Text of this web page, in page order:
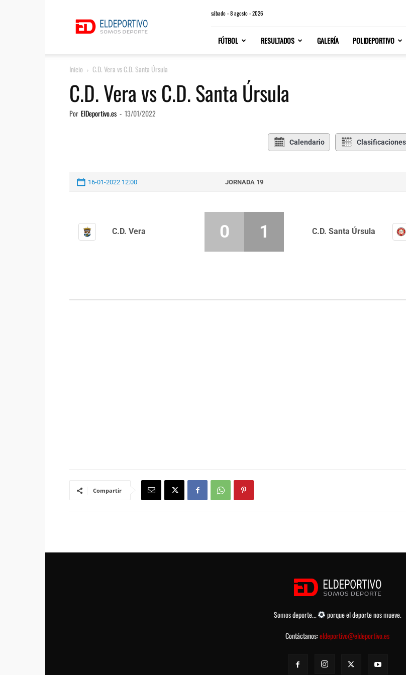
sábado - 8 agosto - 2026
FÚTBOL RESULTADOS GALERÍA POLIDEPORTIVO
Inicio C.D. Vera vs C.D. Santa Úrsula
C.D. Vera vs C.D. Santa Úrsula
Por ElDeportivo.es - 13/01/2022
Calendario Clasificaciones
16-01-2022 12:00 JORNADA 19
C.D. Vera C.D. Santa Úrsula
0 1
Compartir
Somos deporte...
porque el deporte nos mueve.
Contáctanos:eldeportivo@eldeportivo.es